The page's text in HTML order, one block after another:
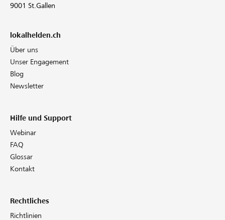
9001 St.Gallen
lokalhelden.ch
Über uns
Unser Engagement
Blog
Newsletter
Hilfe und Support
Webinar
FAQ
Glossar
Kontakt
Rechtliches
Richtlinien